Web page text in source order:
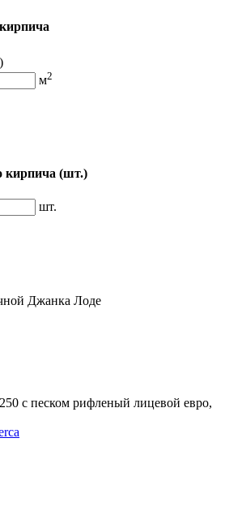
)
м2
кирпича (шт.)
шт.
Джанка Лоде
с песком рифленый лицевой евро,